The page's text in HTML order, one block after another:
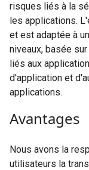
risques liés à la
les applications.
et est adaptée à
niveaux, basée
liés aux
d'application et
applications.
Avantages
Nous avons la
utilisateurs la